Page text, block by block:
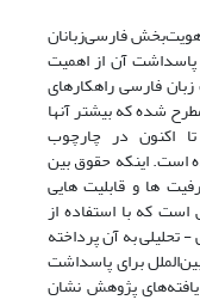
فارسی‌زبانان
آن از اهمیت
فارسی راهکارهای
شده که بیشتر آنها
اکنون در چارچوب
است. اینکه حقوق بین
ها و قابلیت هایی
که با استفاده از
تحلیلی به آن پرداخته
برای پاسداشت
پژوهش نشان